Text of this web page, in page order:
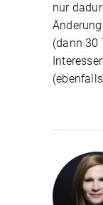
nur
(dann 30